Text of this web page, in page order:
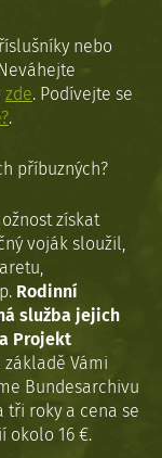
nebo
zde. Podívejte se
.
příbuzných?
získat
voják sloužil,
Rodinní
služba jejich
Projekt
základě Vámi
Bundesarchivu
tři roky a cena se
okolo 16 €.